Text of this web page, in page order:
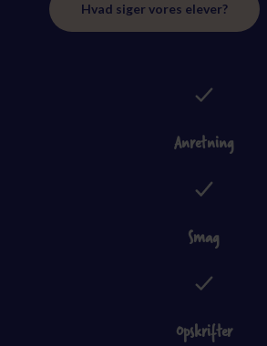
Hvad siger vores elever?
Anretning
Smag
Opskrifter